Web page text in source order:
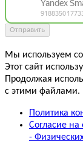
Отправить
Мы используем
Этот сайт
Продолжая
с этими файлами.
Политика
Согласие на
-